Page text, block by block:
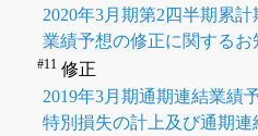
2020年3月期第2四半期累
業績予想の修正に関するお
#11 修正
2019年3月期通期連結業績
特別損失の計上及び通期